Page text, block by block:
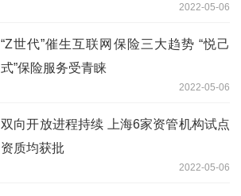
2022-05-06
“Z世代”催生互联网保险三大趋势 “悦己
式”保险服务受青睐
2022-05-06
双向开放进程持续 上海6家资管机构试点
资质均获批
2022-05-06